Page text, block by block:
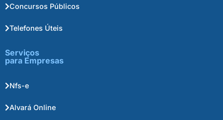
Concursos Públicos
Telefones Úteis
Serviços
para Empresas
Nfs-e
Alvará Online